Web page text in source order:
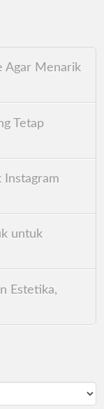
Agar Menarik
Tetap
Instagram
untuk
Estetika,